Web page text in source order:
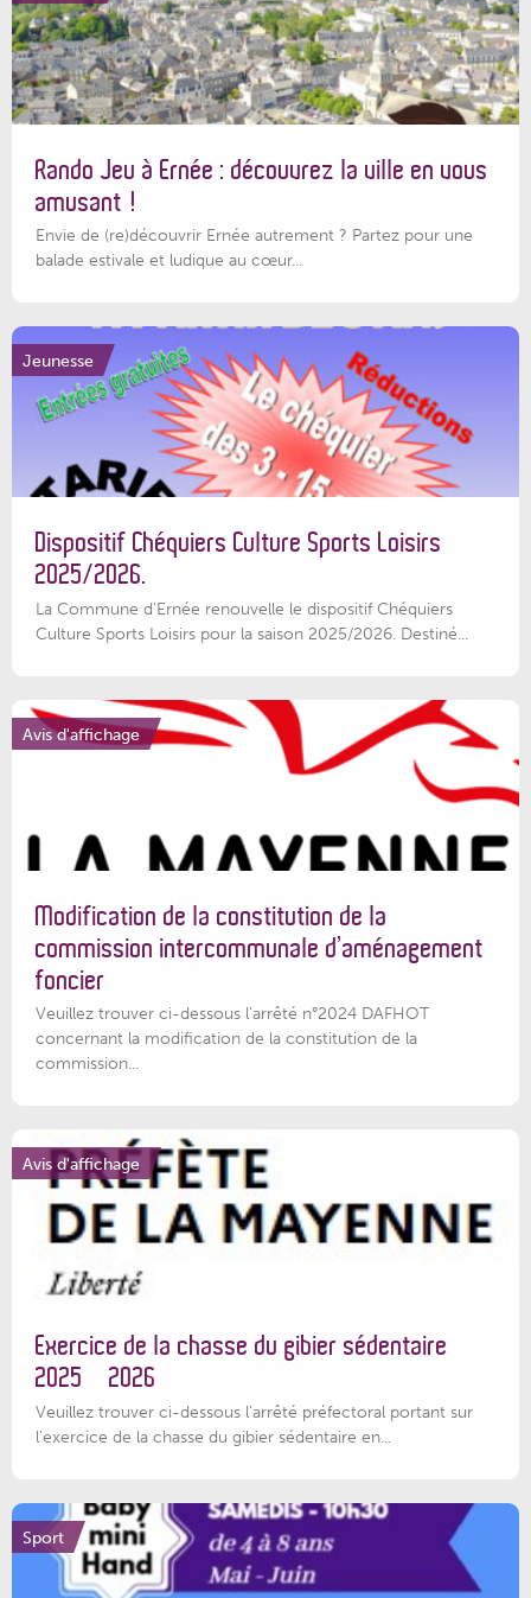
Rando Jeu à Ernée : découvrez la ville en vous
amusant !
Envie de (re)découvrir Ernée autrement ? Partez pour une
balade estivale et ludique au cœur...
Jeunesse
Dispositif Chéquiers Culture Sports Loisirs
2025/2026.
La Commune d'Ernée renouvelle le dispositif Chéquiers
Culture Sports Loisirs pour la saison 2025/2026. Destiné...
Avis d'affichage
Modification de la constitution de la
commission intercommunale d’aménagement
foncier
Veuillez trouver ci-dessous l'arrêté n°2024 DAFHOT
concernant la modification de la constitution de la
commission...
Avis d'affichage
Exercice de la chasse du gibier sédentaire
2025 – 2026
Veuillez trouver ci-dessous l'arrêté préfectoral portant sur
l'exercice de la chasse du gibier sédentaire en...
Sport